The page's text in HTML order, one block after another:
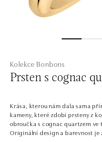
Kolekce Bonbons
Prsten s cognac
Krása, kterou nám dala sama
kameny, které zdobí prsteny z
obroučka s cognac quartzem ve
Originální design a barevnost je